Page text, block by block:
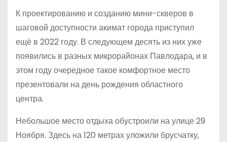
К проектированию и созданию мини-скверов в
шаговой доступности акимат города приступил
ещё в 2022 году. В следующем десять из них уже
появились в разных микрорайонах Павлодара, и в
этом году очередное такое комфортное место
презентовали на день рождения областного
центра.
Небольшое место отдыха обустроили на улице 29
Ноября. Здесь на 120 метрах уложили брусчатку,